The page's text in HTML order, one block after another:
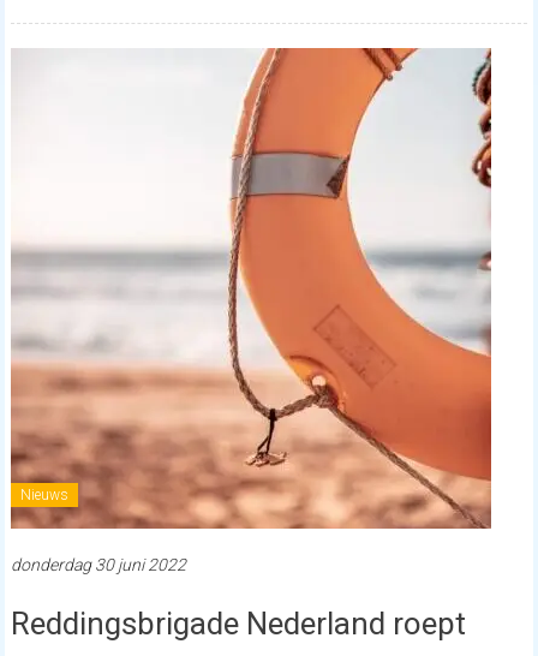
Nieuws
donderdag 30 juni 2022
Reddingsbrigade Nederland roept